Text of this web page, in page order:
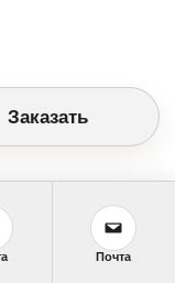
Заказать
Почта